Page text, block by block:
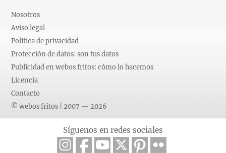
Nosotros
Aviso legal
Política de privacidad
Protección de datos: son tus datos
Publicidad en webos fritos: cómo lo hacemos
Licencia
Contacto
© webos fritos | 2007 — 2026
Síguenos en redes sociales